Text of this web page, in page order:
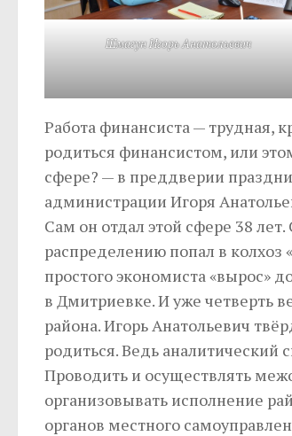
Шмагун Игорь Анатольевич
Работа финансиста — трудная,
родиться финансистом, или
сфере? — в преддверии
администрации Игоря
Сам он отдал этой сфере 38
распределению попал в
простого экономиста «вырос»
в Дмитриевке. И уже четверть
района. Игорь Анатольевич
родиться. Ведь аналитический
Проводить и осуществлять
организовывать исполнение
органов местного